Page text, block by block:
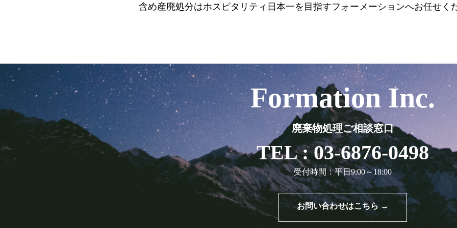
含め産廃処分はホスピタリティ日本一を目指すフォーメーションへお任せく
Formation Inc.
廃棄物処理ご相談窓口
TEL : 03-6876-0498
受付時間：平日9:00～18:00
お問い合わせはこちら →